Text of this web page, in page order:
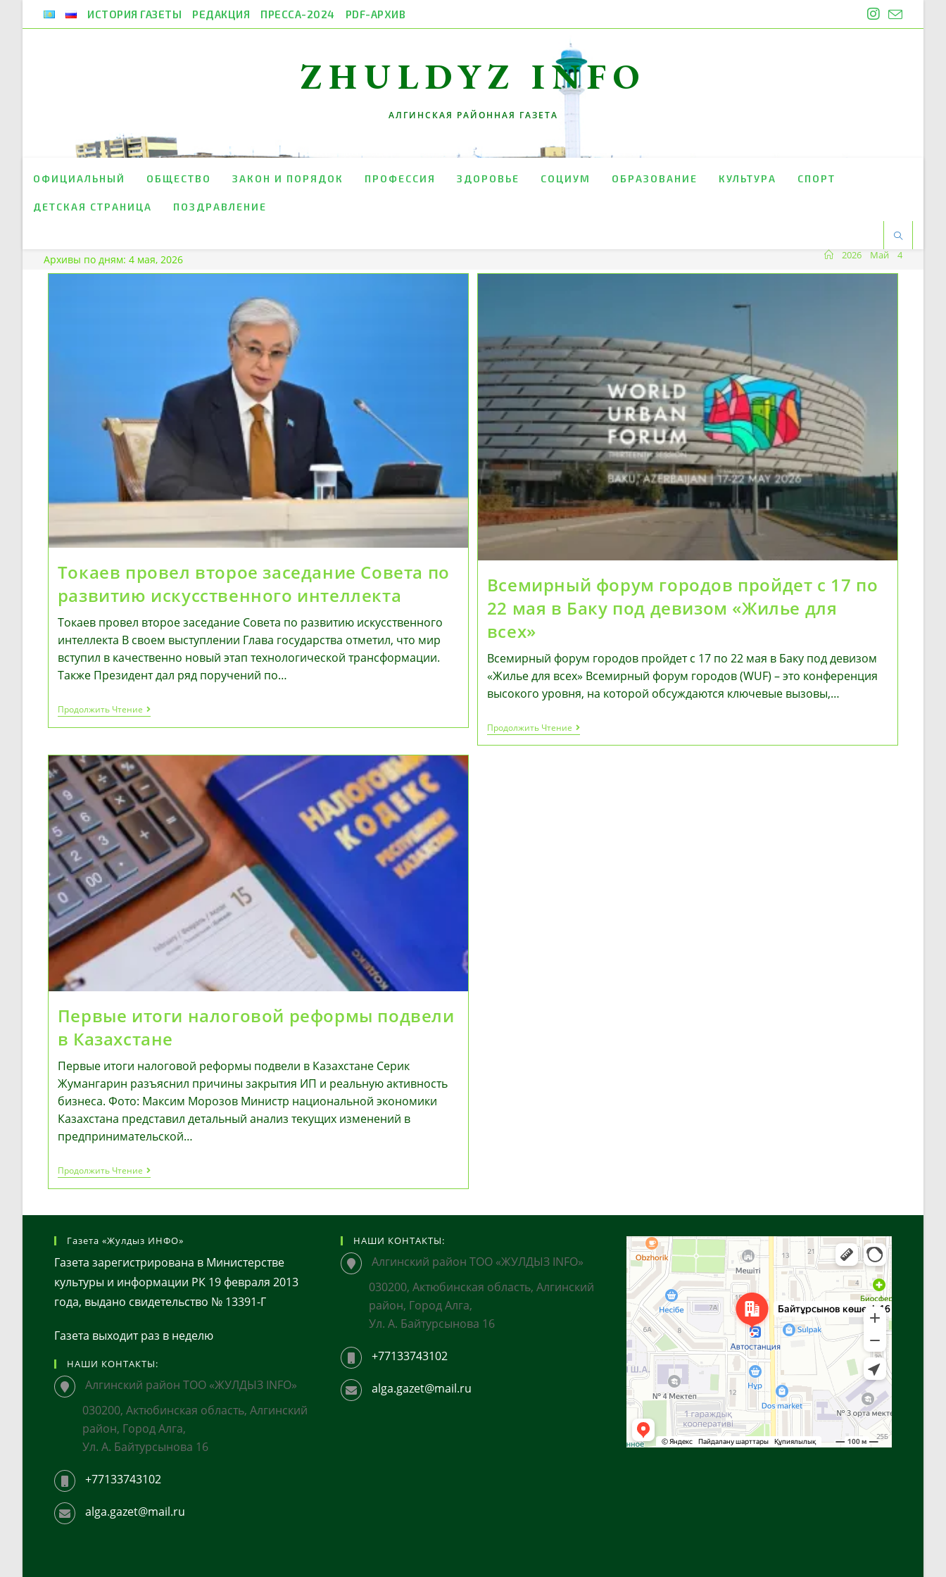
ИСТОРИЯ ГАЗЕТЫ РЕДАКЦИЯ ПРЕССА-2024 PDF-АРХИВ
ZHULDYZ INFO
АЛГИНСКАЯ РАЙОННАЯ ГАЗЕТА
ОФИЦИАЛЬНЫЙ ОБЩЕСТВО ЗАКОН И ПОРЯДОК ПРОФЕССИЯ ЗДОРОВЬЕ СОЦИУМ ОБРАЗОВАНИЕ КУЛЬТУРА СПОРТ
ДЕТСКАЯ СТРАНИЦА ПОЗДРАВЛЕНИЕ
Архивы по дням: 4 мая, 2026 2026 Май 4
Токаев провел второе заседание Совета по
развитию искусственного интеллекта
Токаев провел второе заседание Совета по развитию искусственного
интеллекта В своем выступлении Глава государства отметил, что мир
вступил в качественно новый этап технологической трансформации.
Также Президент дал ряд поручений по…
Продолжить ЧтениеТокаев
Провел
Второе
Совета
По
Развитию
Искусственного
Интеллекта
Всемирный форум городов пройдет с 17 по
22 мая в Баку под девизом «Жилье для
всех»
Всемирный форум городов пройдет с 17 по 22 мая в Баку под девизом
«Жилье для всех» Всемирный форум городов (WUF) – это конференция
высокого уровня, на которой обсуждаются ключевые вызовы,…
Продолжить ЧтениеВсемирный
Форум
Городов
Первые итоги налоговой реформы подвели
в Казахстане
Первые итоги налоговой реформы подвели в Казахстане Серик
Жумангарин разъяснил причины закрытия ИП и реальную активность
бизнеса. Фото: Максим Морозов Министр национальной экономики
Казахстана представил детальный анализ текущих изменений в
предпринимательской…
Продолжить ЧтениеПервые
Итоги
Налоговой
Подвели
Казахстане
Газета «Жулдыз ИНФО»
Газета зарегистрирована в Министерстве
культуры и информации РК 19 февраля 2013
года, выдано свидетельство № 13391-Г
Газета выходит раз в неделю
НАШИ КОНТАКТЫ:
Алгинский район ТОО «ЖУЛДЫЗ INFO»
030200, Актюбинская область, Алгинский
район, Город Алга,
Ул. А. Байтурсынова 16
+77133743102
alga.gazet@mail.ru
НАШИ КОНТАКТЫ:
Алгинский район ТОО «ЖУЛДЫЗ INFO»
030200, Актюбинская область, Алгинский
район, Город Алга,
Ул. А. Байтурсынова 16
+77133743102
alga.gazet@mail.ru
Алга
Улица Байтурсынова, 16 — Яндекс Карты